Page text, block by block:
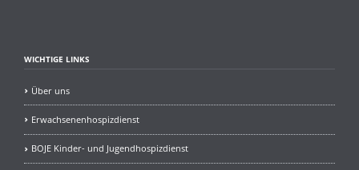
WICHTIGE LINKS
Über uns
Erwachsenenhospizdienst
BOJE Kinder- und Jugendhospizdienst